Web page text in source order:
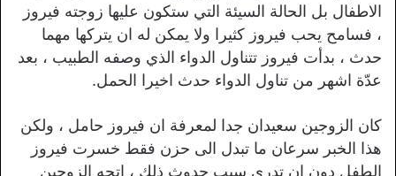
الاطفال بل الحالة السيئة التي ستكون عليها زوجته فيروز
، فسامح يحب فيروز كثيرا ولا يمكن له ان يتركها مهما
حدث ، بدأت فيروز تتناول الدواء الذي وصفه الطبيب ، بعد
عدّة اشهر من تناول الدواء حدث اخيرا الحمل.
كان الزوجين سعيدان جدا لمعرفة ان فيروز حامل ، ولكن
هذا الخبر سرعان ما تبدل الى حزن فقط خسرت فيروز
الطفل دون ان تدري سبب حدوث ذلك ، اتجه الزوجين